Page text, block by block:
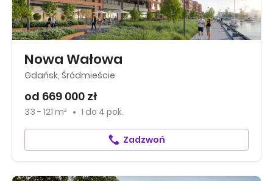
Nowa Wałowa
Gdańsk, Śródmieście
od 669 000 zł
33 - 121 m² 1 do 4 pok.
Zadzwoń